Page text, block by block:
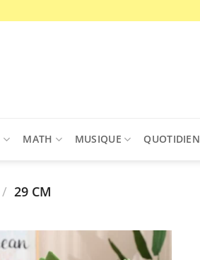
MATH MUSIQUE QUOTIDIEN
/ 29 CM